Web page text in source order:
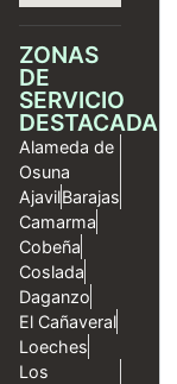
ZONAS
DE
SERVICIO
DESTACADAS
Alameda de
Osuna
AjavilBarajas
Camarma
Cobeña
Coslada
Daganzo
El Cañaveral
Loeches
Los